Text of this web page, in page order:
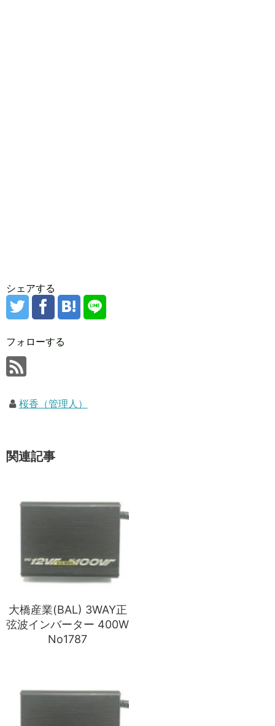
シェアする
フォローする
桜香（管理人）
関連記事
大橋産業(BAL) 3WAY正
弦波インバーター 400W
No1787